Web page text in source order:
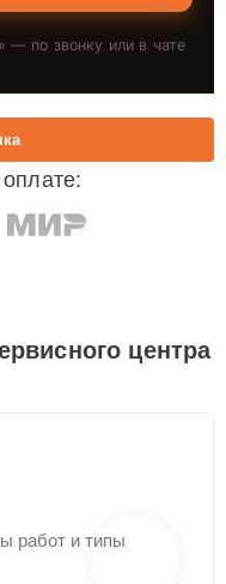
» — по звонку или в чате
центра
работ и типы